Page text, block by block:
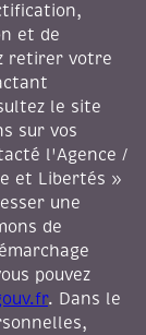
et de
retirer votre
le site
sur vos
l'Agence /
et Libertés »
une
de
pouvez
. Dans le